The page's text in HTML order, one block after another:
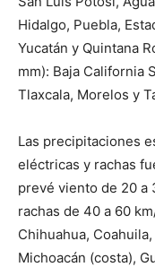
Hidalgo, Puebla,
Yucatán y Quintana
mm): Baja California
Tlaxcala, Morelos y
Las precipitaciones
eléctricas y rachas
prevé viento de 20 a
rachas de 40 a 60
Chihuahua,
Michoacán (costa),